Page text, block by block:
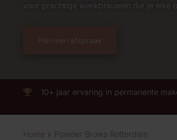
voor prachtige wenkbrauwen die je elke
Plan een afspraak
10+ jaar ervaring in permanente
Home Powder Brows Rotterdam